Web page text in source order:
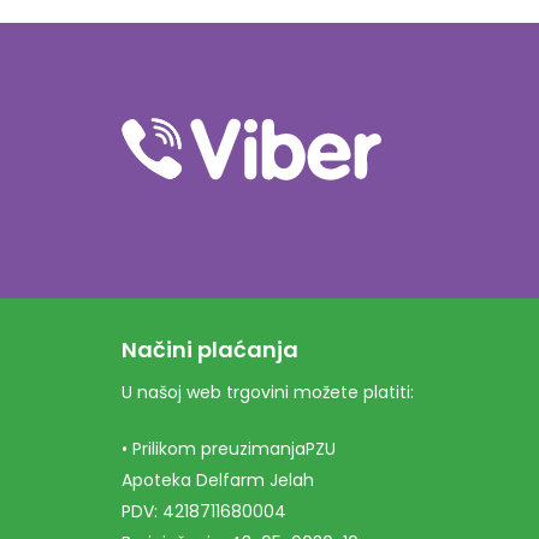
Načini plaćanja
U našoj web trgovini možete platiti:
• Prilikom preuzimanjaPZU
Apoteka Delfarm Jelah
PDV: 4218711680004